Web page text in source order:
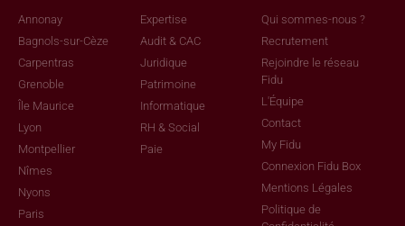
Annonay
Bagnols-sur-Cèze
Carpentras
Grenoble
Île Maurice
Lyon
Montpellier
Nîmes
Nyons
Paris
Expertise
Audit & CAC
Juridique
Patrimoine
Informatique
RH & Social
Paie
Qui sommes-nous ?
Recrutement
Rejoindre le réseau
Fidu
L'Équipe
Contact
My Fidu
Connexion Fidu Box
Mentions Légales
Politique de